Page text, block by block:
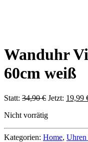
Wanduhr
60cm weiß
Statt: 34,90€
war:
Jetzt: 19,99
Nicht vorrätig
Kategorien: Home,